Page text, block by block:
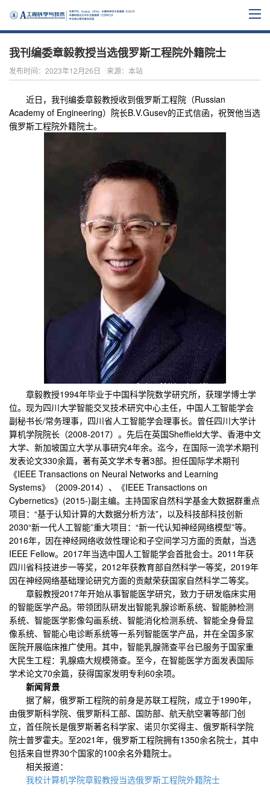
我刊编委章毅教授当选俄罗斯工程院外籍院士
发布时间：2023年12月26日 来源：本站
近日，我刊编委章毅教授收到俄罗斯工程院（Russian
Academy of Engineering）院长B.V.Gusev的正式信函，祝贺他当选
俄罗斯工程院外籍院士。
章毅教授1994年毕业于中国科学院数学研究所，获理学博士学
位。现为四川大学智能交叉技术研究中心主任，中国人工智能学会
副秘书长/常务理事，四川省人工智能学会理事长。曾任四川大学计
算机学院院长（2008-2017）。先后在英国Sheffield大学、香港中文
大学、新加坡国立大学从事研究4年余。迄今，在国际一流学术期刊
发表论文330余篇，著有英文学术专著3部。担任国际学术期刊
《IEEE Transactions on Neural Networks and Learning
Systems》（2009-2014）、《IEEE Transactions on
Cybernetics》(2015-)副主编。主持国家自然科学基金大数据群重点
项目：“基于认知计算的大数据分析方法”，以及科技部科技创新
2030“新一代人工智能”重大项目：“新一代认知神经网络模型”等。
2016年，因在神经网络收敛性理论和子空间学习方面的贡献，当选
IEEE Fellow。2017年当选中国人工智能学会首批会士。2011年获
四川省科技进步一等奖，2012年获教育部自然科学一等奖，2019年
因在神经网络基础理论研究方面的贡献荣获国家自然科学二等奖。
章毅教授2017年开始从事智能医学研究，致力于研发临床实用
的智能医学产品。带领团队研发出智能乳腺诊断系统、智能肺检测
系统、智能医学影像勾画系统、智能消化检测系统、智能全身骨显
像系统、智能心电诊断系统等一系列智能医学产品，并在全国多家
医院开展临床推广使用。其中，智能乳腺筛查平台已服务于国家重
大民生工程：乳腺癌大规模筛查。至今，在智能医学方面发表国际
学术论文70余篇，获得国家发明专利60余项。
新闻背景
据了解，俄罗斯工程院的前身是苏联工程院，成立于1990年，
由俄罗斯科学院、俄罗斯科工部、国防部、航天航空署等部门创
立，首任院长是俄罗斯著名科学家、诺贝尔奖得主、俄罗斯科学院
院士普罗霍夫。至2021年，俄罗斯工程院拥有1350余名院士，其中
包括来自世界30个国家的100余名外籍院士。
相关报道：
我校计算机学院章毅教授当选俄罗斯工程院外籍院士